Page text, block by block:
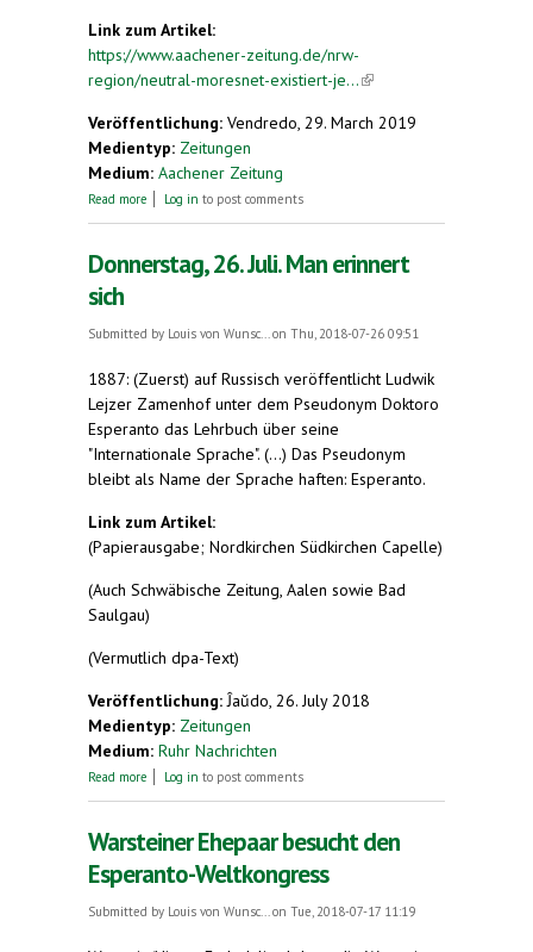
Link zum Artikel:
https://www.aachener-zeitung.de/nrw-
region/neutral-moresnet-existiert-je...(link is
Veröffentlichung: Vendredo, 29. March 2019
Medientyp: Zeitungen
Medium: Aachener Zeitung
Read more about Initiative eines Ex-Aacheners: „Neutral-
Log in to post comments
Donnerstag, 26. Juli. Man erinnert
sich
Submitted by Louis von Wunsc...on Thu, 2018-07-26 09:51
1887: (Zuerst) auf Russisch veröffentlicht Ludwik
Lejzer Zamenhof unter dem Pseudonym Doktoro
Esperanto das Lehrbuch über seine
"Internationale Sprache". (...) Das Pseudonym
bleibt als Name der Sprache haften: Esperanto.
Link zum Artikel:
(Papierausgabe; Nordkirchen Südkirchen Capelle)
(Auch Schwäbische Zeitung, Aalen sowie Bad
Saulgau)
(Vermutlich dpa-Text)
Veröffentlichung:Ĵaŭdo, 26. July 2018
Medientyp: Zeitungen
Medium: Ruhr Nachrichten
Read more about Donnerstag, 26. Juli. Man erinnert sich
Log in to post comments
Warsteiner Ehepaar besucht den
Esperanto-Weltkongress
Submitted by Louis von Wunsc...on Tue, 2018-07-17 11:19